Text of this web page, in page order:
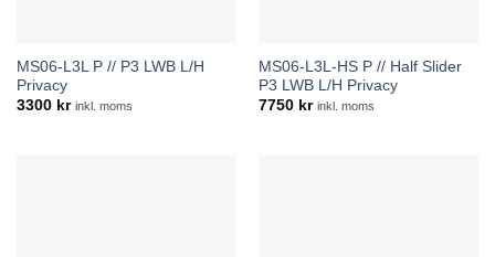
MS06-L3L P // P3 LWB L/H
Privacy
3300 kr inkl. moms
MS06-L3L-HS P // Half Slider
P3 LWB L/H Privacy
7750 kr inkl. moms